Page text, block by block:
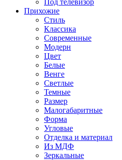
Под телевизор
Прихожие
Стиль
Классика
Современные
Модерн
Цвет
Белые
Венге
Светлые
Темные
Размер
Малогабаритные
Форма
Угловые
Отделка и материал
Из МДФ
Зеркальные